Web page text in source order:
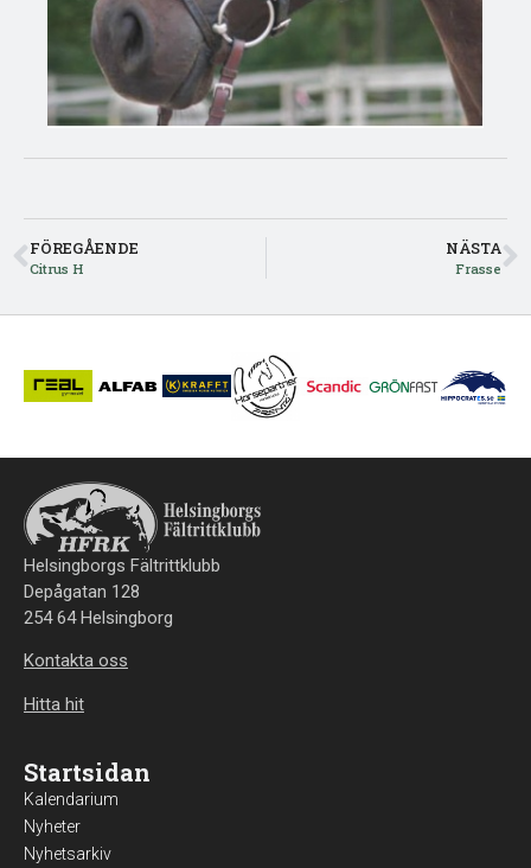
FÖREGÅENDE
Citrus H
NÄSTA
Frasse
Helsingborgs Fältrittklubb
Depågatan 128
254 64 Helsingborg
Kontakta oss
Hitta hit
Startsidan
Kalendarium
Nyheter
Nyhetsarkiv